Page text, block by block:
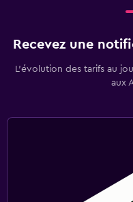
Recevez une
L’évolution des tarifs au
aux